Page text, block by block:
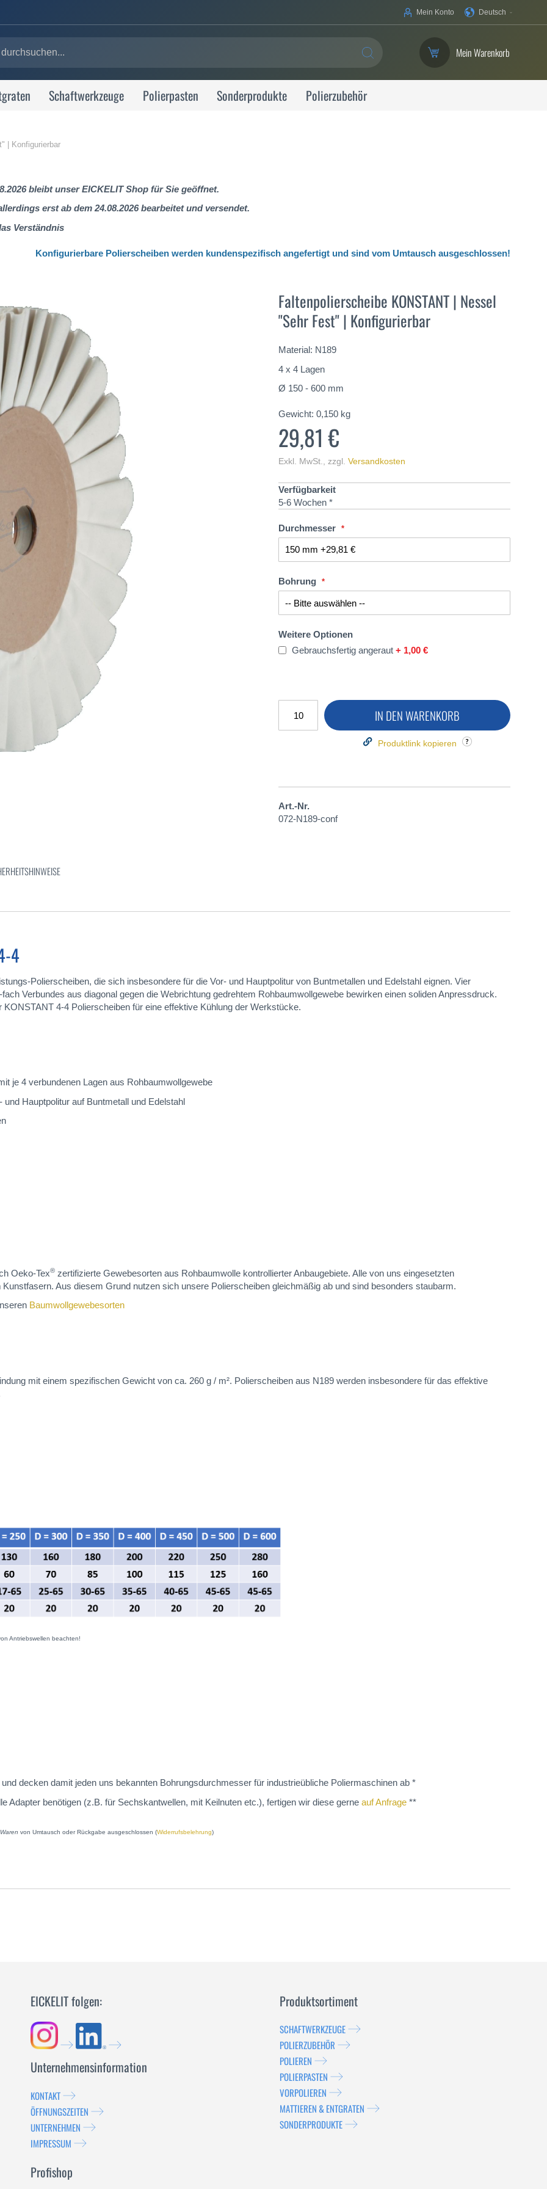
Ihre
Deutsch
Mein Konto
SUCHE Mein Warenkorb
Schaftwerkzeuge Polierpasten Sonderprodukte Polierzubehör
| Konfigurierbar
bleibt unser EICKELIT Shop für Sie geöffnet.
erst ab dem 24.08.2026 bearbeitet und versendet.
Verständnis
Konfigurierbare Polierscheiben werden kundenspezifisch angefertigt und sind vom Umtausch ausgeschlossen!
Faltenpolierscheibe KONSTANT | Nessel
"Sehr Fest" | Konfigurierbar
Material: N189
4 x 4 Lagen
Ø 150 - 600 mm
Gewicht: 0,150 kg
29,81 €
Exkl. MwSt. zzgl. Versandkosten
Verfügbarkeit
5-6 Wochen *
Durchmesser
Bohrung
Weitere Optionen
Gebrauchsfertig angeraut+ 1,00 €
IN DEN WARENKORB
Produktlink kopieren
Art.-Nr.
072-N189-conf
4
Polierscheiben, die sich insbesondere für die Vor- und Hauptpolitur von Buntmetallen und Edelstahl eignen. Vier
Verbundes aus diagonal gegen die Webrichtung gedrehtem Rohbaumwollgewebe bewirken einen soliden Anpressdruck.
4-4 Polierscheiben für eine effektive Kühlung der Werkstücke.
je 4 verbundenen Lagen aus Rohbaumwollgewebe
Hauptpolitur auf Buntmetall und Edelstahl
Oeko-Tex® zertifizierte Gewebesorten aus Rohbaumwolle kontrollierter Anbaugebiete. Alle von uns eingesetzten
Aus diesem Grund nutzen sich unsere Polierscheiben gleichmäßig ab und sind besonders staubarm.
Baumwollgewebesorten
mit einem spezifischen Gewicht von ca. 260 g / m². Polierscheiben aus N189 werden insbesondere für das effektive
Antriebswellen beachten!
decken damit jeden uns bekannten Bohrungsdurchmesser für industrieübliche Poliermaschinen ab *
Adapter benötigen (z.B. für Sechskantwellen, mit Keilnuten etc.), fertigen wir diese gerne auf Anfrage **
von Umtausch oder Rückgabe ausgeschlossen (Widerrufsbelehrung)
EICKELIT folgen:
Unternehmensinformation
KONTAKT
ÖFFNUNGSZEITEN
UNTERNEHMEN
IMPRESSUM
Profishop
Produktsortiment
SCHAFTWERKZEUGE
POLIERZUBEHÖR
POLIEREN
POLIERPASTEN
VORPOLIEREN
MATTIEREN & ENTGRATEN
SONDERPRODUKTE